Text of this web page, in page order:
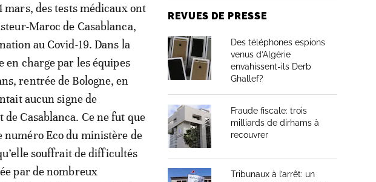
des tests médicaux ont
Maroc de Casablanca,
au Covid-19. Dans la
en charge par les équipes
rentrée de Bologne, en
aucun signe de
Casablanca. Ce ne fut que
numéro Eco du ministère de
souffrait de difficultés
par de nombreux
REVUES DE PRESSE
Des téléphones espions
venus d’Algérie
envahissent-ils Derb
Ghallef?
Fraude fiscale: trois
milliards de dirhams à
recouvrer
Tribunaux à l’arrêt: un